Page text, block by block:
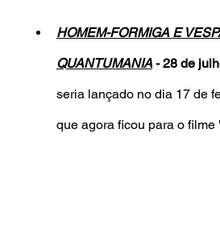
HOMEM-FORMIGA E
QUANTUMANIA - 28 de
seria lançado no dia 17 de
que agora ficou para o filme